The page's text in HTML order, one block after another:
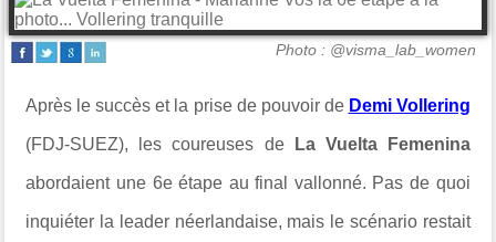
Photo : @visma_lab_women
Après le succès et la prise de pouvoir de Demi Vollering
(FDJ-SUEZ), les coureuses de La Vuelta Femenina
abordaient une 6e étape au final vallonné. Pas de quoi
inquiéter la leader néerlandaise, mais le scénario restait